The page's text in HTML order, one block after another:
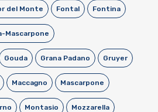
del Monte Fontal Fontina
Mascarpone
Gouda Grana Padano Gruyer
Maccagno Mascarpone
Montasio Mozzarella